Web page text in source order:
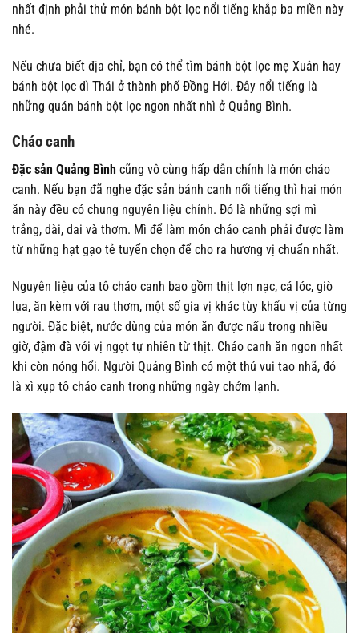
nhất định phải thử món bánh bột lọc nổi tiếng khắp ba miền này
nhé.
Nếu chưa biết địa chỉ, bạn có thể tìm bánh bột lọc mẹ Xuân hay
bánh bột lọc dì Thái ở thành phố Đồng Hới. Đây nổi tiếng là
những quán bánh bột lọc ngon nhất nhì ở Quảng Bình.
Cháo canh
Đặc sản Quảng Bình cũng vô cùng hấp dẫn chính là món cháo
canh. Nếu bạn đã nghe đặc sản bánh canh nổi tiếng thì hai món
ăn này đều có chung nguyên liệu chính. Đó là những sợi mì
trắng, dài, dai và thơm. Mì để làm món cháo canh phải được làm
từ những hạt gạo tẻ tuyển chọn để cho ra hương vị chuẩn nhất.
Nguyên liệu của tô cháo canh bao gồm thịt lợn nạc, cá lóc, giò
lụa, ăn kèm với rau thơm, một số gia vị khác tùy khẩu vị của từng
người. Đặc biệt, nước dùng của món ăn được nấu trong nhiều
giờ, đậm đà với vị ngọt tự nhiên từ thịt. Cháo canh ăn ngon nhất
khi còn nóng hổi. Người Quảng Bình có một thú vui tao nhã, đó
là xì xụp tô cháo canh trong những ngày chớm lạnh.